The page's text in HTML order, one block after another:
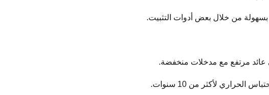
عائد مرتفع مع مدخلات منخفضة.